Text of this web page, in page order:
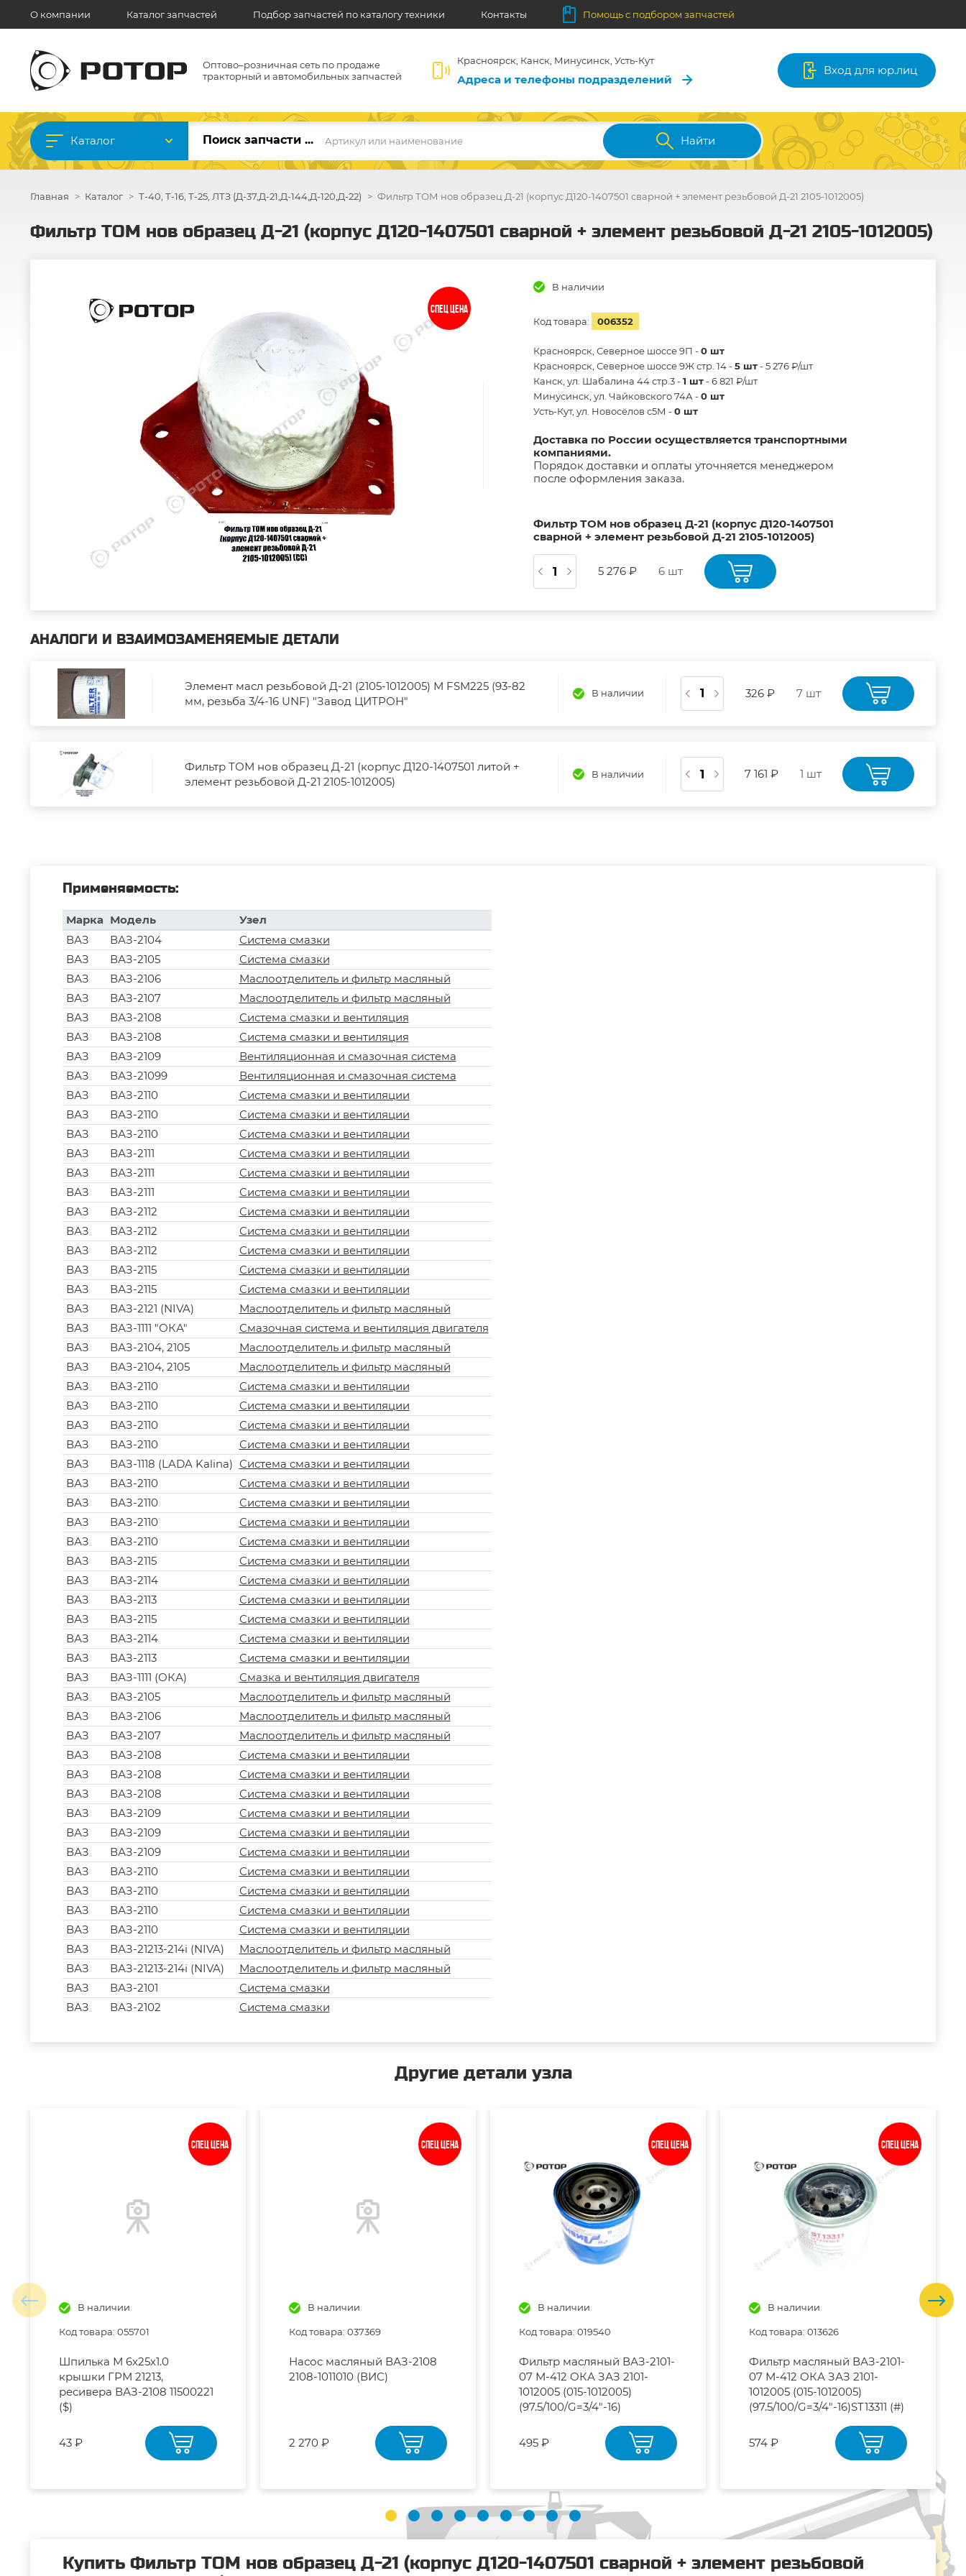
О компании Каталог запчастей Подбор запчастей по каталогу техники Контакты Помощь с подбором запчастей
Оптово–розничная сеть по продаже
тракторный и автомобильных запчастей
Красноярск, Канск, Минусинск, Усть-Кут
Адреса и телефоны подразделений
Вход для юр.лиц
Каталог Артикул или наименование Найти
Главная Каталог Т-40, Т-16, Т-25, ЛТЗ (Д-37,Д-21,Д-144,Д-120,Д-22) Фильтр ТОМ нов образец Д-21 (корпус Д120-1407501 сварной + элемент резьбовой Д-21 2105-1012005)
Фильтр ТОМ нов образец Д-21 (корпус Д120-1407501 сварной + элемент резьбовой Д-21 2105-1012005)
СПЕЦ ЦЕНА
В наличии
Код товара: 006352
Красноярск, Северное шоссе 9П -0 шт
Красноярск, Северное шоссе 9Ж стр. 14 -5 шт- 5 276 ₽/шт
Канск, ул. Шабалина 44 стр.3 -1 шт- 6 821 ₽/шт
Минусинск, ул. Чайковского 74А -0 шт
Усть-Кут, ул. Новосёлов с5М -0 шт
Доставка по России осуществляется транспортными
компаниями.
Порядок доставки и оплаты уточняется менеджером
после оформления заказа.
Фильтр ТОМ нов образец Д-21 (корпус Д120-1407501
сварной + элемент резьбовой Д-21 2105-1012005)
5 276 ₽ 6 шт
АНАЛОГИ И ВЗАИМОЗАМЕНЯЕМЫЕ ДЕТАЛИ
Элемент масл резьбовой Д-21 (2105-1012005) М FSM225 (93-82
мм, резьба 3/4-16 UNF) "Завод ЦИТРОН"
В наличии 326 ₽ 7 шт
Фильтр ТОМ нов образец Д-21 (корпус Д120-1407501 литой +
элемент резьбовой Д-21 2105-1012005)
В наличии 7 161 ₽ 1 шт
Применяемость:
Марка Модель
Узел
ВАЗ
ВАЗ-2104
Система смазки
ВАЗ
ВАЗ-2105
Система смазки
ВАЗ
ВАЗ-2106
Маслоотделитель и фильтр масляный
ВАЗ
ВАЗ-2107
Маслоотделитель и фильтр масляный
ВАЗ
ВАЗ-2108
Система смазки и вентиляция
ВАЗ
ВАЗ-2108
Система смазки и вентиляция
ВАЗ
ВАЗ-2109
Вентиляционная и смазочная система
ВАЗ
ВАЗ-21099
Вентиляционная и смазочная система
ВАЗ
ВАЗ-2110
Система смазки и вентиляции
ВАЗ
ВАЗ-2110
Система смазки и вентиляции
ВАЗ
ВАЗ-2110
Система смазки и вентиляции
ВАЗ
ВАЗ-2111
Система смазки и вентиляции
ВАЗ
ВАЗ-2111
Система смазки и вентиляции
ВАЗ
ВАЗ-2111
Система смазки и вентиляции
ВАЗ
ВАЗ-2112
Система смазки и вентиляции
ВАЗ
ВАЗ-2112
Система смазки и вентиляции
ВАЗ
ВАЗ-2112
Система смазки и вентиляции
ВАЗ
ВАЗ-2115
Система смазки и вентиляции
ВАЗ
ВАЗ-2115
Система смазки и вентиляции
ВАЗ
ВАЗ-2121 (NIVA)
Маслоотделитель и фильтр масляный
ВАЗ
ВАЗ-1111 "ОКА"
Смазочная система и вентиляция двигателя
ВАЗ
ВАЗ-2104, 2105
Маслоотделитель и фильтр масляный
ВАЗ
ВАЗ-2104, 2105
Маслоотделитель и фильтр масляный
ВАЗ
ВАЗ-2110
Система смазки и вентиляции
ВАЗ
ВАЗ-2110
Система смазки и вентиляции
ВАЗ
ВАЗ-2110
Система смазки и вентиляции
ВАЗ
ВАЗ-2110
Система смазки и вентиляции
ВАЗ
ВАЗ-1118 (LADA Kalina) Система смазки и вентиляции
ВАЗ
ВАЗ-2110
Система смазки и вентиляции
ВАЗ
ВАЗ-2110
Система смазки и вентиляции
ВАЗ
ВАЗ-2110
Система смазки и вентиляции
ВАЗ
ВАЗ-2110
Система смазки и вентиляции
ВАЗ
ВАЗ-2115
Система смазки и вентиляции
ВАЗ
ВАЗ-2114
Система смазки и вентиляции
ВАЗ
ВАЗ-2113
Система смазки и вентиляции
ВАЗ
ВАЗ-2115
Система смазки и вентиляции
ВАЗ
ВАЗ-2114
Система смазки и вентиляции
ВАЗ
ВАЗ-2113
Система смазки и вентиляции
ВАЗ
ВАЗ-1111 (ОКА)
Смазка и вентиляция двигателя
ВАЗ
ВАЗ-2105
Маслоотделитель и фильтр масляный
ВАЗ
ВАЗ-2106
Маслоотделитель и фильтр масляный
ВАЗ
ВАЗ-2107
Маслоотделитель и фильтр масляный
ВАЗ
ВАЗ-2108
Система смазки и вентиляции
ВАЗ
ВАЗ-2108
Система смазки и вентиляции
ВАЗ
ВАЗ-2108
Система смазки и вентиляции
ВАЗ
ВАЗ-2109
Система смазки и вентиляции
ВАЗ
ВАЗ-2109
Система смазки и вентиляции
ВАЗ
ВАЗ-2109
Система смазки и вентиляции
ВАЗ
ВАЗ-2110
Система смазки и вентиляции
ВАЗ
ВАЗ-2110
Система смазки и вентиляции
ВАЗ
ВАЗ-2110
Система смазки и вентиляции
ВАЗ
ВАЗ-2110
Система смазки и вентиляции
ВАЗ
ВАЗ-21213-214i (NIVA)
Маслоотделитель и фильтр масляный
ВАЗ
ВАЗ-21213-214i (NIVA)
Маслоотделитель и фильтр масляный
ВАЗ
ВАЗ-2101
Система смазки
ВАЗ
ВАЗ-2102 Система смазки
Другие детали узла
Спец цена
В наличии
Код товара: 055701
Шпилька М 6х25х1.0
крышки ГРМ 21213,
ресивера ВАЗ-2108 11500221
($)
43 ₽
Спец цена
В наличии
Код товара: 037369
Насос масляный ВАЗ-2108
2108-1011010 (ВИС)
2 270 ₽
Спец цена
В наличии
Код товара: 019540
Фильтр масляный ВАЗ-2101-
07 М-412 ОКА ЗАЗ 2101-
1012005 (015-1012005)
(97.5/100/G=3/4"-16)
495 ₽
Спец цена
В наличии
Код товара: 013626
Фильтр масляный ВАЗ-2101-
07 М-412 ОКА ЗАЗ 2101-
1012005 (015-1012005)
(97.5/100/G=3/4"-16)ST13311 (#)
574 ₽
Купить Фильтр ТОМ нов образец Д-21 (корпус Д120-1407501 сварной + элемент резьбовой